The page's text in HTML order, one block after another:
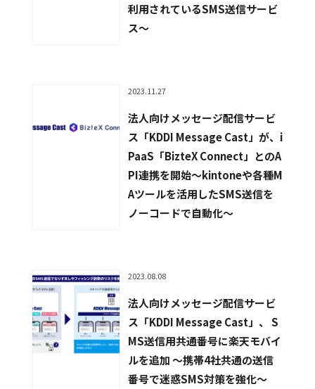
利用されているSMS送信サービ
ス〜
2023.11.27
法人向けメッセージ配信サービ
ス「KDDI Message Cast」が、i
PaaS「BizteX Connect」とのA
PI連携を開始〜kintoneや各種M
Aツールを活用したSMS送信を
ノーコードで自動化〜
2023.08.08
法人向けメッセージ配信サービ
ス「KDDI Message Cast」、 S
MS送信用共通番号に楽天モバイ
ルを追加 ～携帯4社共通の送信
番号で迷惑SMS対策を強化～